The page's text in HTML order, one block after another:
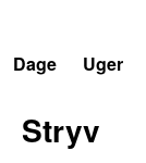
Dage
Uger
Stryv